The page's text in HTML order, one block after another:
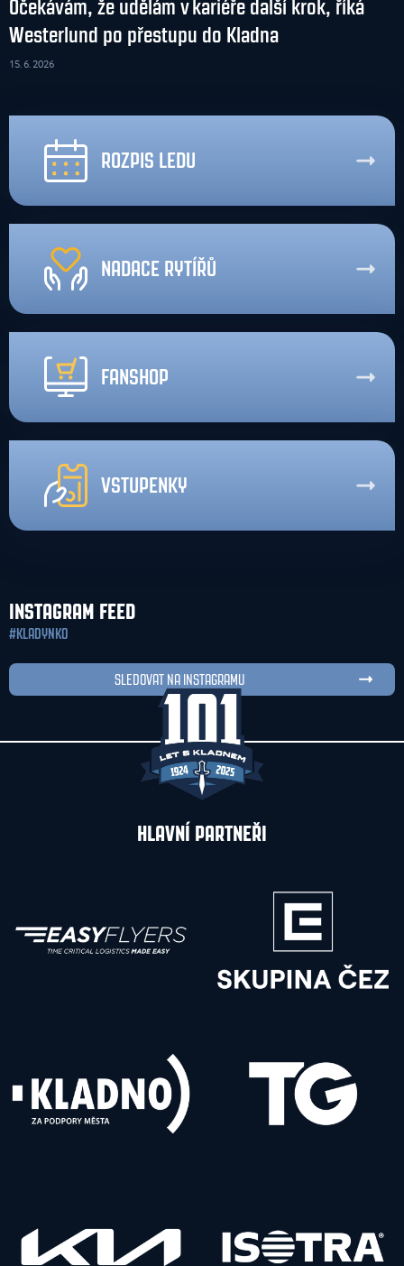
Očekávám, že udělám v kariéře další krok, říká
Westerlund po přestupu do Kladna
15. 6. 2026
ROZPIS LEDU
NADACE RYTÍŘŮ
FANSHOP
VSTUPENKY
INSTAGRAM FEED
#KLADYNKO
SLEDOVAT NA INSTAGRAMU
HLAVNÍ PARTNEŘI